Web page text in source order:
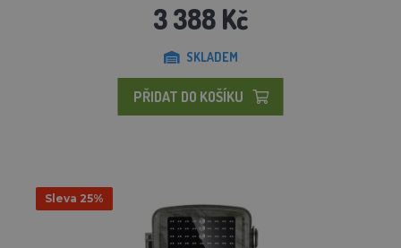
3 388 Kč
SKLADEM
PŘIDAT DO KOŠÍKU
Sleva 25%